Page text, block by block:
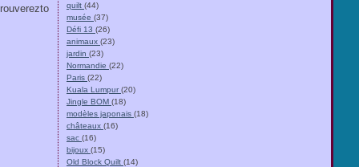
quilt (44)
musée (37)
Défi 13 (26)
animaux (23)
jardin (23)
Normandie (22)
Paris (22)
Kuala Lumpur (20)
Jingle BOM (18)
modèles japonais (18)
châteaux (16)
sac (16)
bijoux (15)
Old Block Quilt (14)